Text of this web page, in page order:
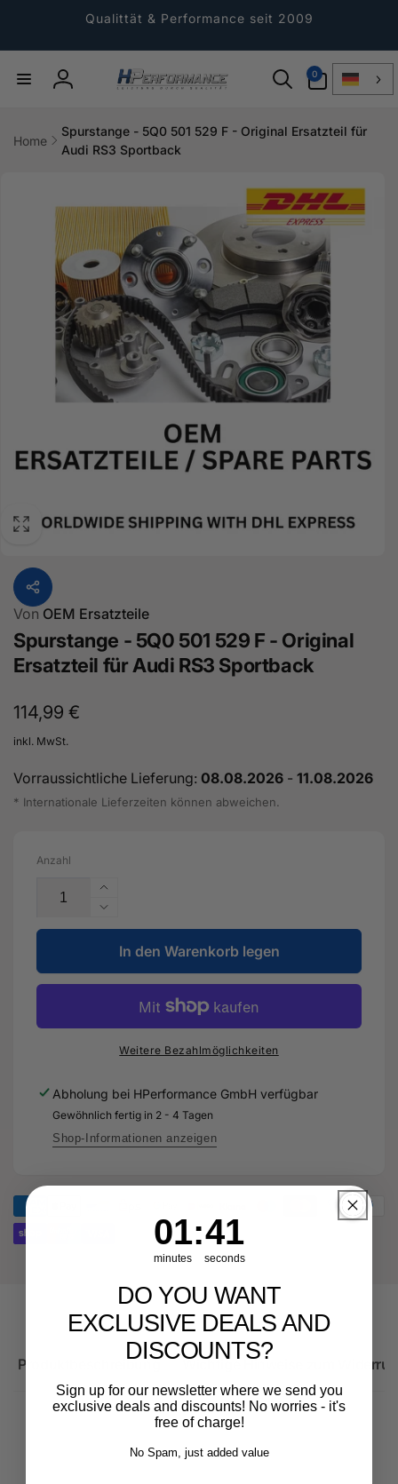
Qualittät & Performance seit 2009
Einloggen
0
Artikel
Home
Spurstange - 5Q0 501 529 F - Original Ersatzteil für
Audi RS3 Sportback
Von OEM Ersatzteile
Spurstange - 5Q0 501 529 F - Original
Ersatzteil für Audi RS3 Sportback
Normaler
Preis
114,99 €
inkl. MwSt.
Vorraussichtliche Lieferung: 08.08.2026 - 11.08.2026
* Internationale Lieferzeiten können abweichen.
Anzahl
Erhöhe
die
Menge
für
Spurstange
-
501
529
Original
Ersatzteil
für
Verringere
die
Menge
für
Spurstange
5Q0
501
-
Original
Ersatzteil
In den Warenkorb legen
Weitere Bezahlmöglichkeiten
Abholung bei HPerformance GmbH verfügbar
Gewöhnlich fertig in 2 - 4 Tagen
Shop-Informationen anzeigen
Produktbeschreibung Wichtige Hinweise zum
Countdown ends in:
1
01
minutes
: 41
41
seconds
DO YOU WANT
EXCLUSIVE DEALS AND
DISCOUNTS?
Sign up for our newsletter where we send you
exclusive deals and discounts! No worries - it's
free of charge!
No Spam, just added value